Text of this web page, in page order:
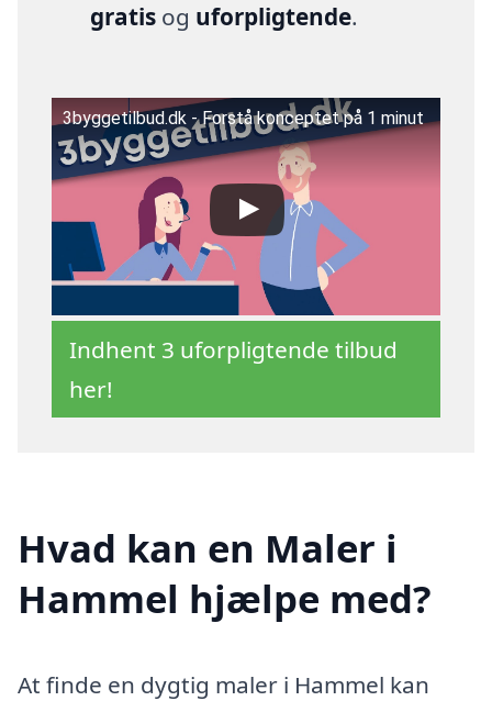
gratisog uforpligtende.
3byggetilbud.dk - Forstå konceptet på 1 minut
Indhent 3 uforpligtende tilbud
her!
Hvad kan en Maler i
Hammel hjælpe med?
At finde en dygtig maler i Hammel kan